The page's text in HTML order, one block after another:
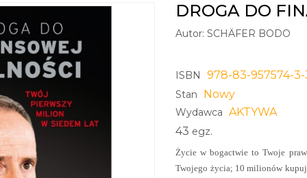
DROGA DO
Autor: SCHÄFER BODO
ISBN 978-83-957574-
Stan Nowy
Wydawca AKTYWA
43 egz.
Życie w bogactwie to Twoje
Twojego życia; 10 milionów